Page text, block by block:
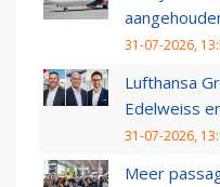
31-07-2026,
Lufthansa
Edelweiss
31-07-2026,
Meer